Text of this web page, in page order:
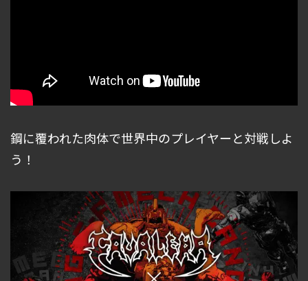
鋼に覆われた肉体で世界中のプレイヤーと対戦しよ
う！